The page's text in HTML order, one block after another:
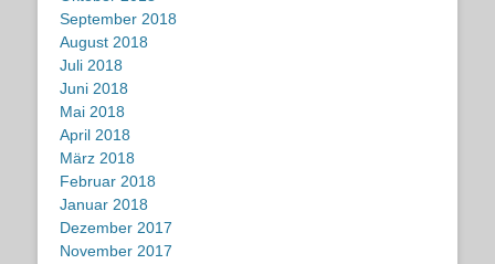
September 2018
August 2018
Juli 2018
Juni 2018
Mai 2018
April 2018
März 2018
Februar 2018
Januar 2018
Dezember 2017
November 2017